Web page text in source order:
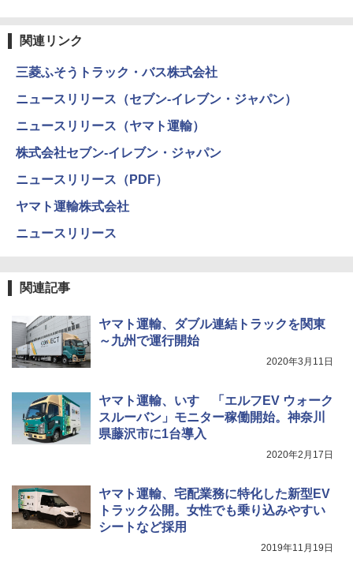
関連リンク
三菱ふそうトラック・バス株式会社
ニュースリリース（セブン-イレブン・ジャパン）
ニュースリリース（ヤマト運輸）
株式会社セブン-イレブン・ジャパン
ニュースリリース（PDF）
ヤマト運輸株式会社
ニュースリリース
関連記事
ヤマト運輸、ダブル連結トラックを関東
～九州で運行開始
2020年3月11日
ヤマト運輸、いすゞ「エルフEV ウォーク
スルーバン」モニター稼働開始。神奈川
県藤沢市に1台導入
2020年2月17日
ヤマト運輸、宅配業務に特化した新型EV
トラック公開。女性でも乗り込みやすい
シートなど採用
2019年11月19日